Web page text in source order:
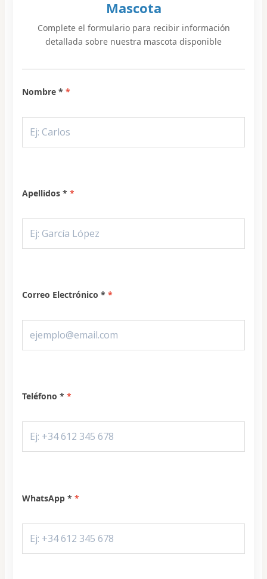
Mascota
Complete el formulario para recibir información
detallada sobre nuestra mascota disponible
Nombre *
Apellidos *
Correo Electrónico *
Teléfono *
WhatsApp *